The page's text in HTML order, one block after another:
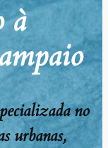
à
no
urbanas,